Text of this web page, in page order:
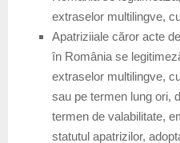
extraselor multilingve,
Apatriziiale căror acte
în România se
extraselor multilingve,
sau pe termen lung ori,
termen de valabilitate,
statutul apatrizilor,